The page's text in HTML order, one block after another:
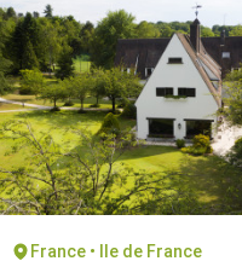
France • Ile de France